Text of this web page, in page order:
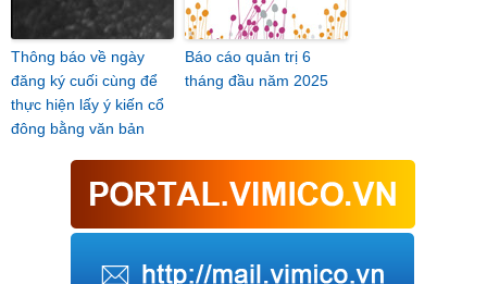
Thông báo về ngày
đăng ký cuối cùng để
thực hiện lấy ý kiến cổ
đông bằng văn bản
Báo cáo quản trị 6
tháng đầu năm 2025